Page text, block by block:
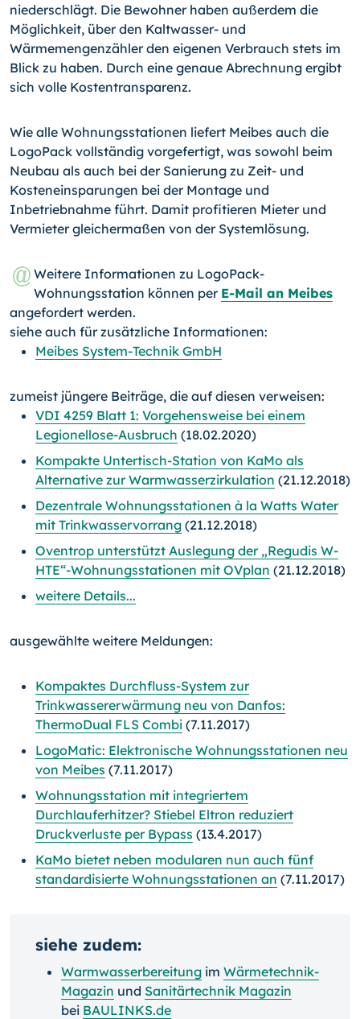
niederschlägt. Die Bewohner haben außerdem die
Möglichkeit, über den Kaltwasser- und
Wärmemengenzähler den eigenen Verbrauch stets im
Blick zu haben. Durch eine genaue Abrechnung ergibt
sich volle Kostentransparenz.
Wie alle Wohnungsstationen liefert Meibes auch die
LogoPack vollständig vorgefertigt, was sowohl beim
Neubau als auch bei der Sanierung zu Zeit- und
Kosteneinsparungen bei der Montage und
Inbetriebnahme führt. Damit profitieren Mieter und
Vermieter gleichermaßen von der Systemlösung.
Weitere Informationen zu LogoPack-
Wohnungsstation können per E-Mail an Meibes
angefordert werden.
siehe auch für zusätzliche Informationen:
Meibes System-Technik GmbH
zumeist jüngere Beiträge, die auf diesen verweisen:
VDI 4259 Blatt 1: Vorgehensweise bei einem
Legionellose-Ausbruch (18.02.2020)
Kompakte Untertisch-Station von KaMo als
Alternative zur Warmwasserzirkulation (21.12.2018)
Dezentrale Wohnungsstationen à la Watts Water
mit Trinkwasservorrang (21.12.2018)
Oventrop unterstützt Auslegung der „Regudis W-
HTE“-Wohnungs­stationen mit OVplan (21.12.2018)
weitere Details...
ausgewählte weitere Meldungen:
Kompaktes Durchfluss-System zur
Trinkwassererwärmung neu von Danfos:
ThermoDual FLS Combi (7.11.2017)
LogoMatic: Elektronische Wohnungsstationen neu
von Meibes (7.11.2017)
Wohnungsstation mit integriertem
Durchlauferhitzer? Stiebel Eltron reduziert
Druckverluste per Bypass (13.4.2017)
KaMo bietet neben modularen nun auch fünf
standardisierte Wohnungsstationen an (7.11.2017)
siehe zudem:
Warmwasserbereitung im Wärmetechnik-
Magazin und Sanitärtechnik Magazin
bei BAULINKS.de